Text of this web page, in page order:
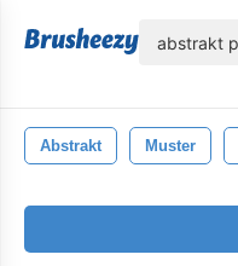
Abstrakt Muster